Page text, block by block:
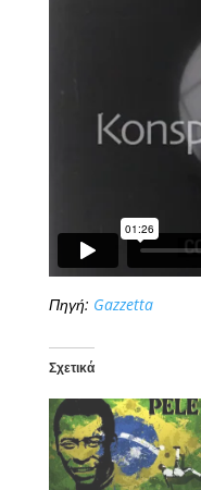
Πηγή: Gazzetta
Σχετικά